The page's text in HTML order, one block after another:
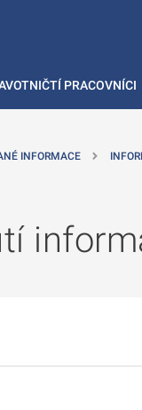
PRACOVNÍCI
INFORMACE